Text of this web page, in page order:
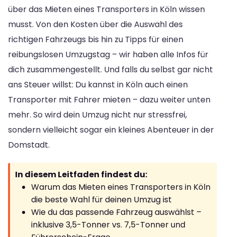
über das Mieten eines Transporters in Köln wissen
musst. Von den Kosten über die Auswahl des
richtigen Fahrzeugs bis hin zu Tipps für einen
reibungslosen Umzugstag – wir haben alle Infos für
dich zusammengestellt. Und falls du selbst gar nicht
ans Steuer willst: Du kannst in Köln auch einen
Transporter mit Fahrer mieten – dazu weiter unten
mehr. So wird dein Umzug nicht nur stressfrei,
sondern vielleicht sogar ein kleines Abenteuer in der
Domstadt.
In diesem Leitfaden findest du:
Warum das Mieten eines Transporters in Köln
die beste Wahl für deinen Umzug ist
Wie du das passende Fahrzeug auswählst –
inklusive 3,5-Tonner vs. 7,5-Tonner und